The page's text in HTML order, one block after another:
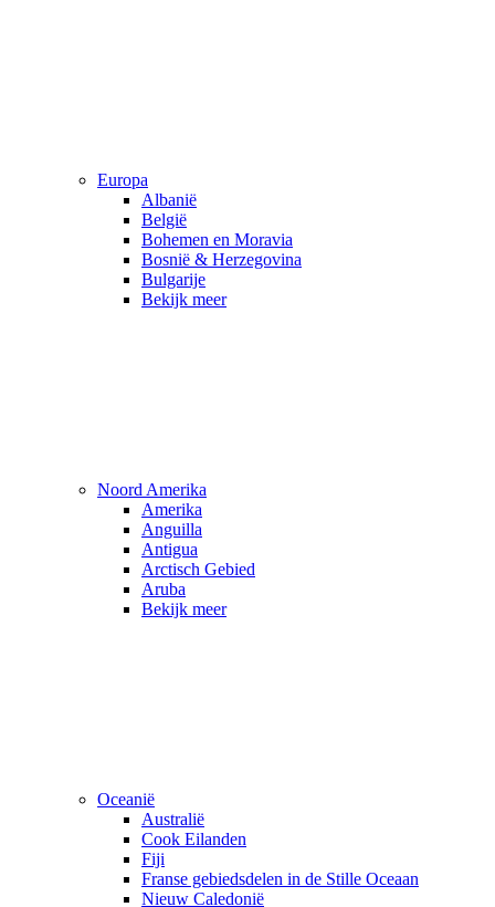
Europa
Albanië
België
Bohemen en Moravia
Bosnië & Herzegovina
Bulgarije
Bekijk meer
Noord Amerika
Amerika
Anguilla
Antigua
Arctisch Gebied
Aruba
Bekijk meer
Oceanië
Australië
Cook Eilanden
Fiji
Franse gebiedsdelen in de Stille Oceaan
Nieuw Caledonië